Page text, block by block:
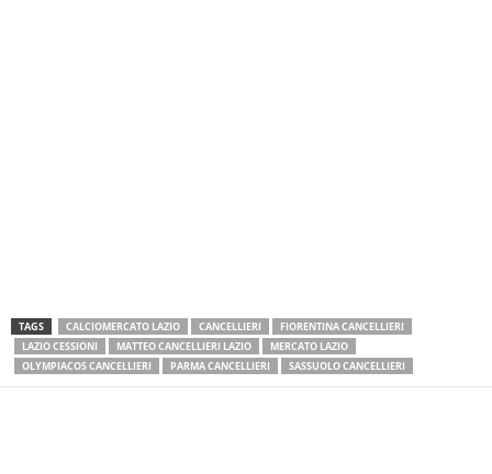
TAGS CALCIOMERCATO LAZIO CANCELLIERI
FIORENTINA CANCELLIERI
LAZIO CESSIONI
MATTEO CANCELLIERI LAZIO
MERCATO LAZIO
OLYMPIACOS CANCELLIERI
PARMA CANCELLIERI SASSUOLO CANCELLIERI